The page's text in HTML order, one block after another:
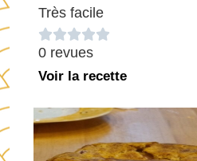
Très facile

0 revues
Voir la recette